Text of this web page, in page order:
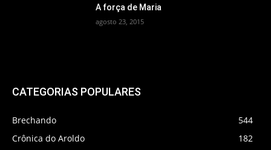
A força de Maria
agosto 23, 2015
CATEGORIAS POPULARES
Brechando
544
Crônica do Aroldo
182